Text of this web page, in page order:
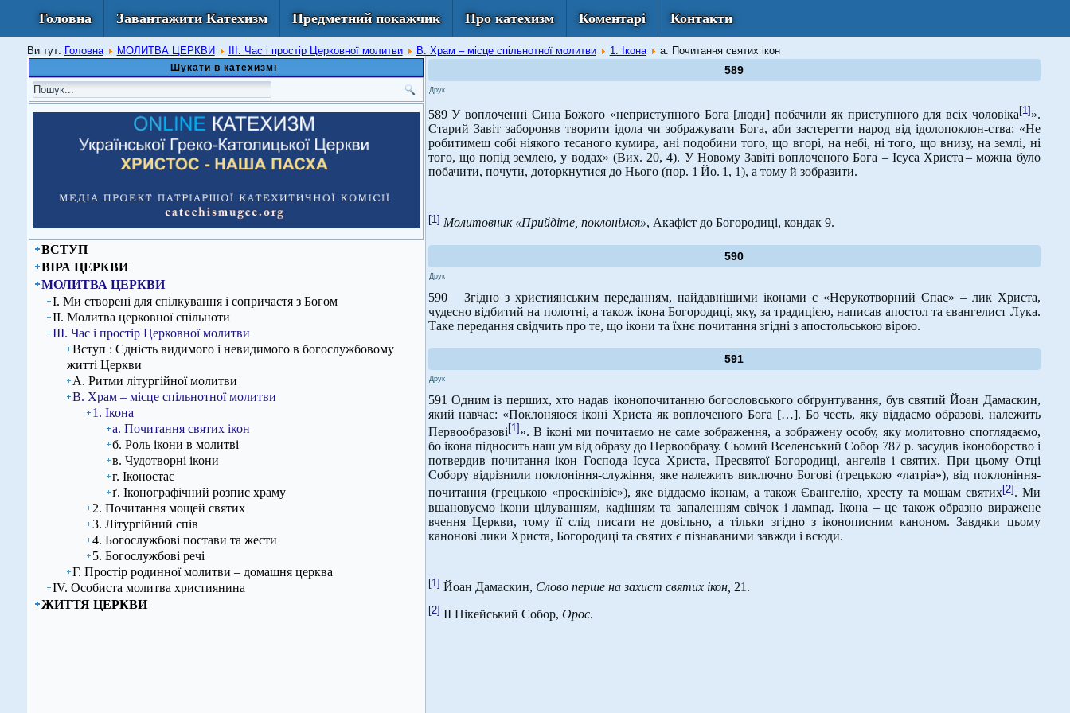
Головна Завантажити Катехизм Предметний покажчик Про катехизм Коментарі Контакти
Ви тут: Головна МОЛИТВА ЦЕРКВИ ІІІ. Час і простір Церковної молитви В. Храм – місце спільнотної молитви 1. Ікона а. Почитання святих ікон
Шукати в катехизмі
ВСТУП
ВІРА ЦЕРКВИ
МОЛИТВА ЦЕРКВИ
І. Ми створені для спілкування і сопричастя з Богом
ІІ. Молитва церковної спільноти
ІІІ. Час і простір Церковної молитви
Вступ : Єдність видимого і невидимого в богослужбовому
житті Церкви
А. Ритми літургійної молитви
В. Храм – місце спільнотної молитви
1. Ікона
а. Почитання святих ікон
б. Роль ікони в молитві
в. Чудотворні ікони
г. Іконостас
ґ. Іконографічний розпис храму
2. Почитання мощей святих
3. Літургійний спів
4. Богослужбові постави та жести
5. Богослужбові речі
Г. Простір родинної молитви – домашня церква
ІV. Особиста молитва християнина
ЖИТТЯ ЦЕРКВИ
589
Друк
589 У воплоченні Сина Божого «неприступного Бога [люди] побачили як приступного для всіх чоловіка [1] ».
Старий Завіт забороняв творити ідола чи зображувати Бога, аби застерегти народ від ідолопоклон-ства: «Не
робитимеш собі ніякого тесаного кумира, ані подобини того, що вгорі, на небі, ні того, що внизу, на землі, ні
того, що попід землею, у водах» (Вих. 20, 4). У Новому Завіті воплоченого Бога – Ісуса Христа – можна було
побачити, почути, доторкнутися до Нього (пор. 1 Йо. 1, 1), а тому й зобразити.
[1] Молитовник «Прийдіте, поклонімся», Акафіст до Богородиці, кондак 9.
590
Друк
590 Згідно з християнським переданням, найдавнішими іконами є «Нерукотворний Спас» – лик Христа,
чудесно відбитий на полотні, а також ікона Богородиці, яку, за традицією, написав апостол та євангелист Лука.
Таке передання свідчить про те, що ікони та їхнє почитання згідні з апостольською вірою.
591
Друк
591 Одним із перших, хто надав іконопочитанню богословського обґрунтування, був святий Йоан Дамаскин,
який навчає: «Поклоняюся іконі Христа як воплоченого Бога […]. Бо честь, яку віддаємо образові, належить
Первообразові [1] ». В іконі ми почитаємо не саме зображення, а зображену особу, яку молитовно споглядаємо,
бо ікона підносить наш ум від образу до Первообразу. Сьомий Вселенський Собор 787 р. засудив іконоборство і
потвердив почитання ікон Господа Ісуса Христа, Пресвятої Богородиці, ангелів і святих. При цьому Отці
Собору відрізнили поклоніння-служіння, яке належить виключно Богові (грецькою «латріа»), від поклоніння-
почитання (грецькою «проскінізіс»), яке віддаємо іконам, а також Євангелію, хресту та мощам святих[2]. Ми
вшановуємо ікони цілуванням, кадінням та запаленням свічок і лампад. Ікона – це також образно виражене
вчення Церкви, тому її слід писати не довільно, а тільки згідно з іконописним каноном. Завдяки цьому
канонові лики Христа, Богородиці та святих є пізнаваними завжди і всюди.
[1] Йоан Дамаскин, Слово перше на захист святих ікон, 21.
[2] ІІ Нікейський Собор, Орос.